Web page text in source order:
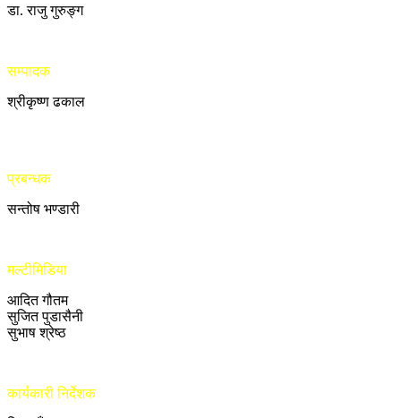
डा. राजु गुरुङ्ग
सम्पादक
श्रीकृष्ण ढकाल
प्रबन्धक
सन्तोष भण्डारी
मल्टीमिडिया
आदित गौतम
सुजित पुडासैनी
सुभाष श्रेष्ठ
कार्यकारी निर्देशक